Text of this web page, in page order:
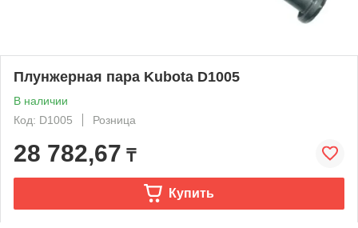
Плунжерная пара Kubota D1005
В наличии
Код: D1005
Розница
28 782,67 ₸
Купить